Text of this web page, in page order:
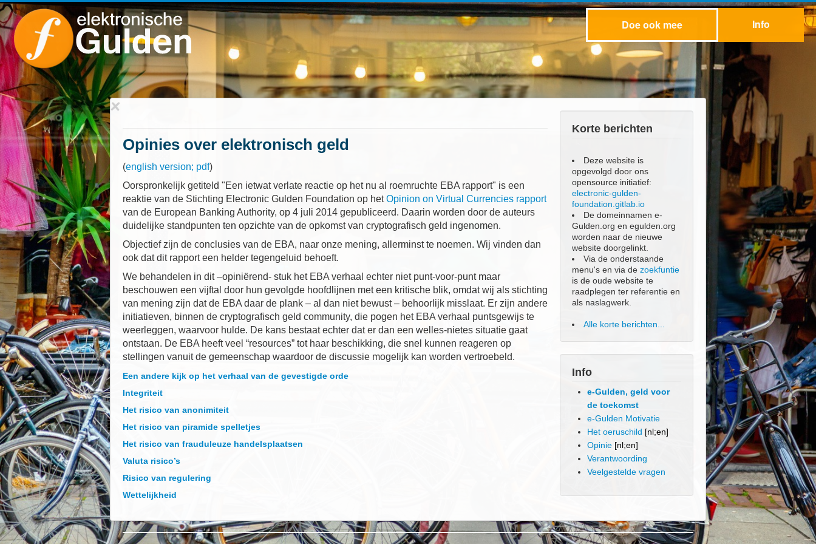
Doe ook mee Info
Opinies over elektronisch geld
(english version; pdf)
Oorspronkelijk getiteld "Een ietwat verlate reactie op het nu al roemruchte EBA rapport" is een
reaktie van de Stichting Electronic Gulden Foundation op hetOpinion on Virtual Currencies rapport
van de European Banking Authority, op 4 juli 2014 gepubliceerd. Daarin worden door de auteurs
duidelijke standpunten ten opzichte van de opkomst van cryptografisch geld ingenomen.
Objectief zijn de conclusies van de EBA, naar onze mening, allerminst te noemen. Wij vinden dan
ook dat dit rapport een helder tegengeluid behoeft.
We behandelen in dit –opiniërend- stuk het EBA verhaal echter niet punt-voor-punt maar
beschouwen een vijftal door hun gevolgde hoofdlijnen met een kritische blik, omdat wij als stichting
van mening zijn dat de EBA daar de plank – al dan niet bewust – behoorlijk misslaat. Er zijn andere
initiatieven, binnen de cryptografisch geld community, die pogen het EBA verhaal puntsgewijs te
weerleggen, waarvoor hulde. De kans bestaat echter dat er dan een welles-nietes situatie gaat
ontstaan. De EBA heeft veel “resources” tot haar beschikking, die snel kunnen reageren op
stellingen vanuit de gemeenschap waardoor de discussie mogelijk kan worden vertroebeld.
Een andere kijk op het verhaal van de gevestigde orde
Integriteit
Het risico van anonimiteit
Het risico van piramide spelletjes
Het risico van frauduleuze handelsplaatsen
Valuta risico’s
Risico van regulering
Wettelijkheid
Korte berichten
Deze website is
opgevolgd door ons
opensource initiatief:
electronic-gulden-
foundation.gitlab.io
De domeinnamen e-
Gulden.org en egulden.org
worden naar de nieuwe
website doorgelinkt.
Via de onderstaande
menu's en via de zoekfuntie
is de oude website te
raadplegen ter referentie en
als naslagwerk.
Alle korte berichten...
Info
e-Gulden, geld voor
de toekomst
e-Gulden Motivatie
Het oeruschild [nl;en]
Opinie [nl;en]
Verantwoording
Veelgestelde vragen